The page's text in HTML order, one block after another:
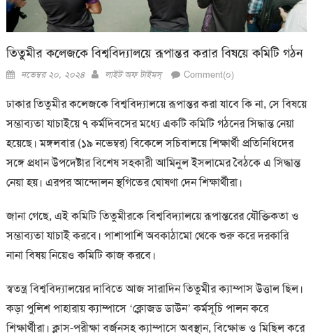
তিতুমীর কলেজকে বিশ্ববিদ্যালয়ে রূপান্তর করার বিষয়ে কমিটি গঠন
Posted
নভেম্বর ২০, ২০২৪ Author
লাইট অফ টাইমস্ Comment(০)
ঢাকার তিতুমীর কলেজকে বিশ্ববিদ্যালয়ে রূপান্তর করা যাবে কি না, সে বিষয়ে
সম্ভাব্যতা যাচাইয়ে ৭ কর্মদিবসের মধ্যে একটি কমিটি গঠনের সিদ্ধান্ত নেয়া
হয়েছে। মঙ্গলবার (১৯ নভেম্বর) বিকেলে সচিবালয়ে শিক্ষার্থী প্রতিনিধিদের
সঙ্গে প্রধান উপদেষ্টার বিশেষ সহকারী আমিনুল ইসলামের বৈঠকে এ সিদ্ধান্ত
নেয়া হয়। এরপর আন্দোলন স্থগিতের ঘোষণা দেন শিক্ষার্থীরা।
জানা গেছে, এই কমিটি তিতুমীরকে বিশ্ববিদ্যালয়ে রূপান্তরের যৌক্তিকতা ও
সম্ভাব্যতা যাচাই করবে। পাশাপাশি অবকাঠামো থেকে শুরু করে দরকারি
নানা বিষয় নিয়েও কমিটি কাজ করবে।
স্বতন্ত্র বিশ্ববিদ্যালয়ের দাবিতে আজ সারাদিন তিতুমীর ক্যাম্পাস উত্তাল ছিল।
কড়া পুলিশ পাহারায় ক্যাম্পাসে ‘ক্লোজড ডাউন’ কর্মসূচি পালন করে
শিক্ষার্থীরা। ক্লাস-পরীক্ষা বর্জনসহ ক্যাম্পাসে অবস্থান, বিক্ষোভ ও মিছিল করে